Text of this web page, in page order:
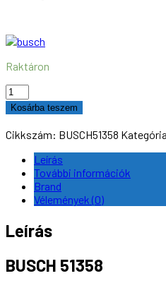
Raktáron
BUSCH
51358
Belarus
MTZ
50,
(H0)
mennyiség
Kosárba teszem
Cikkszám: BUSCH51358
Leírás
További információk
Brand
Vélemények (0)
Leírás
BUSCH 51358